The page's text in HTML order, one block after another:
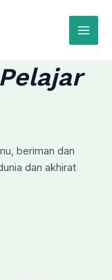
Main
Menu
beriman dan
dan akhirat